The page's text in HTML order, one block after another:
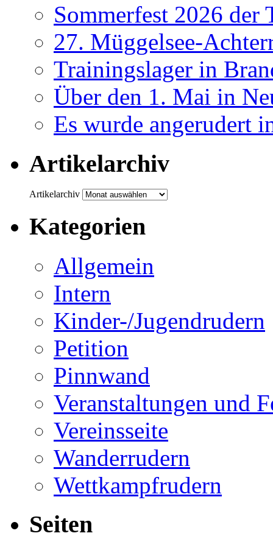
Sommerfest 2026 der
27. Müggelsee-
Trainingslager in
Über den 1. Mai in
Es wurde angerudert
Artikelarchiv
Artikelarchiv
Kategorien
Allgemein
Intern
Kinder-/Jugendrudern
Petition
Pinnwand
Veranstaltungen und
Vereinsseite
Wanderrudern
Wettkampfrudern
Seiten